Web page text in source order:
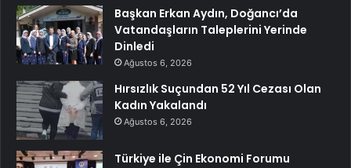
Başkan Erkan Aydın, Doğancı’da
Vatandaşların Taleplerini Yerinde
Dinledi
Ağustos 6, 2026
Hırsızlık Suçundan 52 Yıl Cezası Olan
Kadın Yakalandı
Ağustos 6, 2026
Türkiye ile Çin Ekonomi Forumu